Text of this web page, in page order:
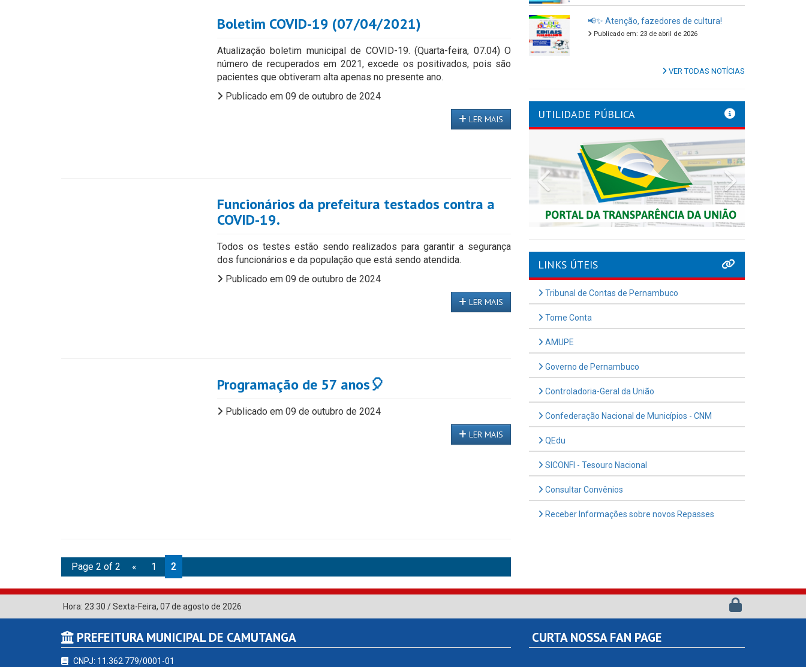
Boletim COVID-19 (07/04/2021)
Atualização boletim municipal de COVID-19. (Quarta-feira, 07.04) O
número de recuperados em 2021, excede os positivados, pois são
pacientes que obtiveram alta apenas no presente ano.
Publicado em 09 de outubro de 2024
LER MAIS
Funcionários da prefeitura testados contra a
COVID-19.
Todos os testes estão sendo realizados para garantir a segurança
dos funcionários e da população que está sendo atendida.
Publicado em 09 de outubro de 2024
LER MAIS
Programação de 57 anos🎈
Publicado em 09 de outubro de 2024
LER MAIS
Page 2 of 2 « 1 2
📢✨ Atenção, fazedores de cultura!
Publicado em: 23 de abril de 2026
VER TODAS NOTÍCIAS
UTILIDADE PÚBLICA
Previous
LINKS ÚTEIS
Tribunal de Contas de Pernambuco
Tome Conta
AMUPE
Governo de Pernambuco
Controladoria-Geral da União
Confederação Nacional de Municípios - CNM
QEdu
SICONFI - Tesouro Nacional
Consultar Convênios
Receber Informações sobre novos Repasses
Hora: 23:30 /Sexta-Feira, 07 de agosto de 2026
PREFEITURA MUNICIPAL DE CAMUTANGA
CNPJ: 11.362.779/0001-01
CURTA NOSSA FAN PAGE